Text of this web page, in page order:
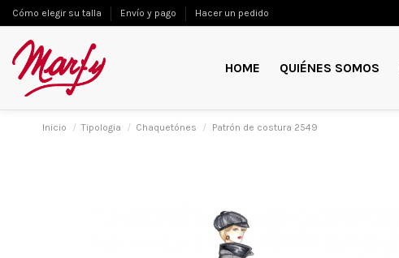
Cómo elegir su talla Envío y pago Hacer un pedido
HOME QUIÉNES SOMOS
Inicio Tipologia Chaquetónes Patrón de costura 2549